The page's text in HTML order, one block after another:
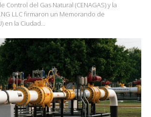
Control del Gas Natural (CENAGAS) y la
LLC firmaron un Memorando de
en la Ciudad...